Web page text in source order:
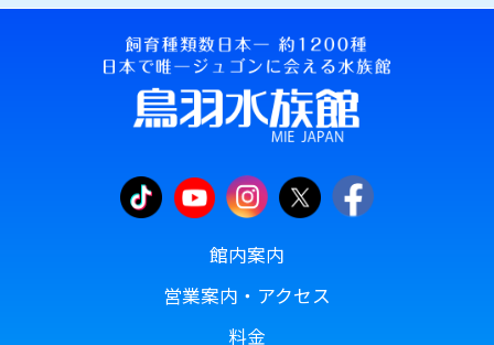
館内案内
営業案内・アクセス
料金